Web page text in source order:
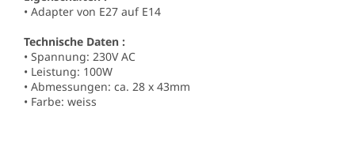
• Adapter von E27 auf E14
Technische Daten :
• Spannung: 230V AC
• Leistung: 100W
• Abmessungen: ca. 28 x 43mm
• Farbe: weiss